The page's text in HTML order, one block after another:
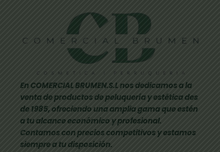
En COMERCIAL BRUMEN.S.L nos dedicamos a la
venta de productos de peluquería y estética des
de 1985, ofreciendo una amplia gama que estén
a tu alcance económico y profesional.
Contamos con precios competitivos y estamos
siempre a tu disposición.